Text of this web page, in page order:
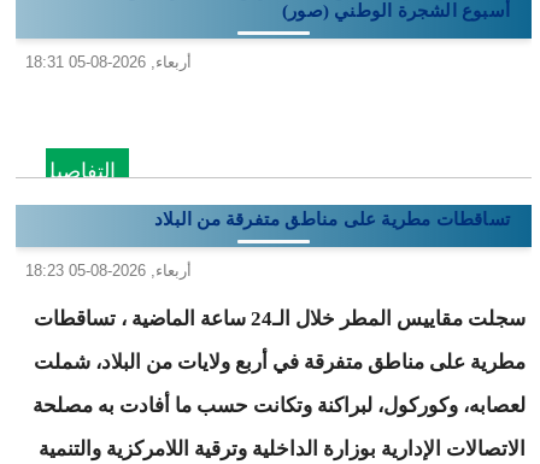
أسبوع الشجرة الوطني (صور)
أربعاء, 2026-08-05 18:31
التفاصيل
تساقطات مطرية على مناطق متفرقة من البلاد
أربعاء, 2026-08-05 18:23
سجلت مقاييس المطر خلال الـ24 ساعة الماضية ، تساقطات
مطرية على مناطق متفرقة في أربع ولايات من البلاد، شملت
لعصابه، وكوركول، لبراكنة وتكانت حسب ما أفادت به مصلحة
الاتصالات الإدارية بوزارة الداخلية وترقية اللامركزية والتنمية